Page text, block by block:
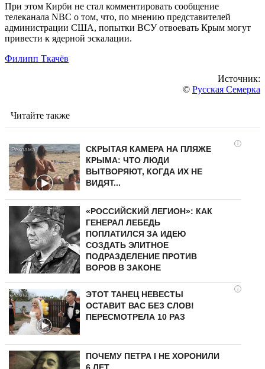
При этом Кирби не стал комментировать сообщение
телеканала NBC о том, что, по мнению представителей
администрации США, попытки ВСУ отвоевать Крым могут
привести к ядерной эскалации.
Филипп Ткачёв
Источник:
© Русская Семерка
Читайте также
i
СКРЫТАЯ КАМЕРА НА ПЛЯЖЕ
КРЫМА: ЧТО ЛЮДИ
ВЫТВОРЯЮТ, КОГДА ИХ НЕ
ВИДЯТ...
«РОССИЙСКИЙ ЛЕГИОН»: КАК
ГЕНЕРАЛ ЛЕБЕДЬ
ПОПЛАТИЛСЯ ЗА ИДЕЮ
СОЗДАТЬ ЭЛИТНОЕ
ПОДРАЗДЕЛЕНИЕ ПРОТИВ
ВОРОВ В ЗАКОНЕ
i
ЭТОТ ТАНЕЦ НЕВЕСТЫ
ОСТАВИТ ВАС БЕЗ СЛОВ!
ПЕРЕСМОТРЕЛА 10 РАЗ
ПОЧЕМУ ПЕТРА I НЕ ХОРОНИЛИ